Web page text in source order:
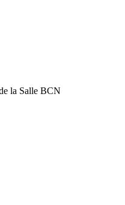
la Salle BCN